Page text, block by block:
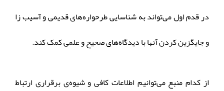
در قدم اول می‌تواند به شناسایی طرحواره‌های قدیمی و آسیب زا
و جایگزین کردن آنها با دیدگاه‌های صحیح و علمی کمک کند.
از کدام منبع می‌توانیم اطلاعات کافی و شیوه‌ی برقراری ارتباط